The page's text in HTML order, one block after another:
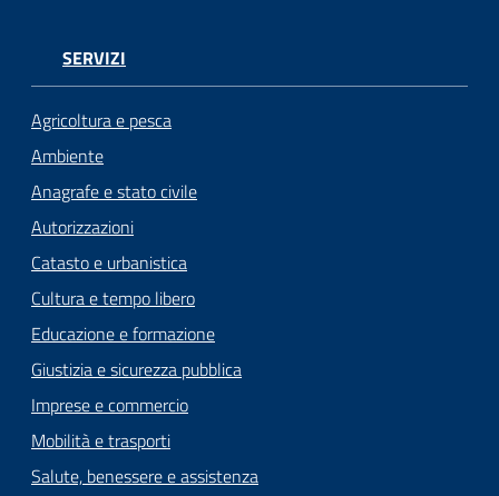
Seguici
su
SERVIZI
Agricoltura e pesca
Ambiente
Anagrafe e stato civile
Autorizzazioni
Catasto e urbanistica
Cultura e tempo libero
Educazione e formazione
Giustizia e sicurezza pubblica
Imprese e commercio
Mobilità e trasporti
Salute, benessere e assistenza